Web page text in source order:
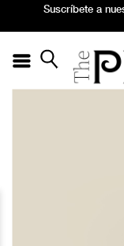
Suscríbete a
Envío 24/72h
Suscríbete a